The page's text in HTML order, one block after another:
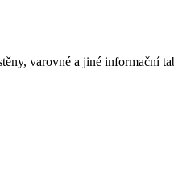
varovné a jiné informační